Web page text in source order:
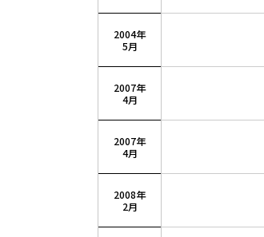
2004年
5月
2007年
4月
2007年
4月
2008年
2月